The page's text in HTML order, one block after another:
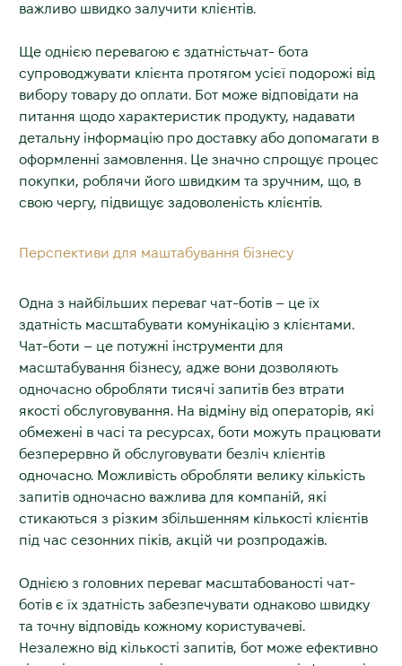
важливо швидко залучити клієнтів.
Ще однією перевагою є здатністьчат- бота
супроводжувати клієнта протягом усієї подорожі від
вибору товару до оплати. Бот може відповідати на
питання щодо характеристик продукту, надавати
детальну інформацію про доставку або допомагати в
оформленні замовлення. Це значно спрощує процес
покупки, роблячи його швидким та зручним, що, в
свою чергу, підвищує задоволеність клієнтів.
Перспективи для маштабування бізнесу
Одна з найбільших переваг чат-ботів – це їх
здатність масштабувати комунікацію з клієнтами.
Чат-боти – це потужні інструменти для
масштабування бізнесу, адже вони дозволяють
одночасно обробляти тисячі запитів без втрати
якості обслуговування. На відміну від операторів, які
обмежені в часі та ресурсах, боти можуть працювати
безперервно й обслуговувати безліч клієнтів
одночасно. Можливість обробляти велику кількість
запитів одночасно важлива для компаній, які
стикаються з різким збільшенням кількості клієнтів
під час сезонних піків, акцій чи розпродажів.
Однією з головних переваг масштабованості чат-
ботів є їх здатність забезпечувати однаково швидку
та точну відповідь кожному користувачеві.
Незалежно від кількості запитів, бот може ефективно